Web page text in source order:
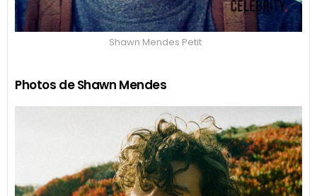
Shawn Mendes Petit
Photos de Shawn Mendes